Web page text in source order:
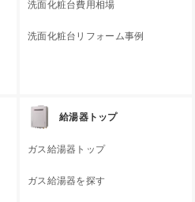
洗面化粧台費用相場
洗面化粧台リフォーム事例
給湯器トップ
ガス給湯器トップ
ガス給湯器を探す